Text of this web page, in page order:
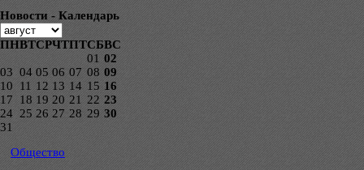
Новости - Календарь
ПНВТСРЧТПТСБВС
01 02
03 04 05 06 07 08 09
10
11 12 13 14 15 16
17
18 19 20 21 22 23
24 25 26 27 28 29 30
31
Общество